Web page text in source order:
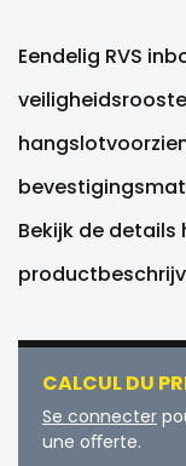
Eendelig RVS
Bekijk de details
CALCUL DU
Se connecter
une oﬀerte.